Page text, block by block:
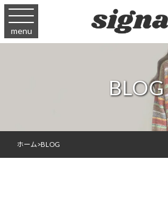
menu
BLOG
ホーム>BLOG